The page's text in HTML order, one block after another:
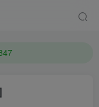
最新站点。